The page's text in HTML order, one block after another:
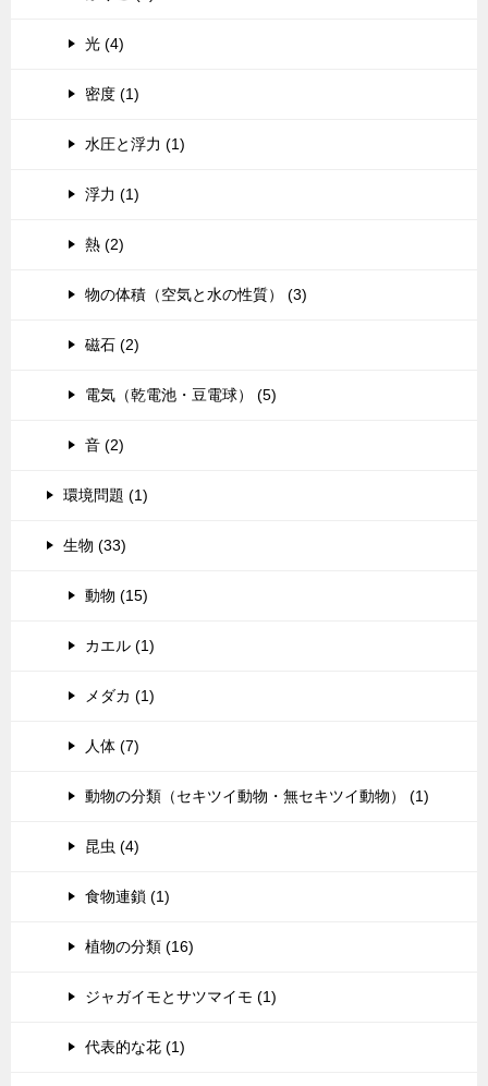
光 (4)
密度 (1)
水圧と浮力 (1)
浮力 (1)
熱 (2)
物の体積（空気と水の性質） (3)
磁石 (2)
電気（乾電池・豆電球） (5)
音 (2)
環境問題 (1)
生物 (33)
動物 (15)
カエル (1)
メダカ (1)
人体 (7)
動物の分類（セキツイ動物・無セキツイ動物） (1)
昆虫 (4)
食物連鎖 (1)
植物の分類 (16)
ジャガイモとサツマイモ (1)
代表的な花 (1)